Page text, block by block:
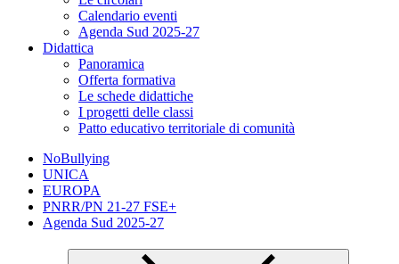
Calendario eventi
Agenda Sud 2025-27
Didattica
Panoramica
Offerta formativa
Le schede didattiche
I progetti delle classi
Patto educativo territoriale di comunità
NoBullying
UNICA
EUROPA
PNRR/PN 21-27 FSE+
Agenda Sud 2025-27